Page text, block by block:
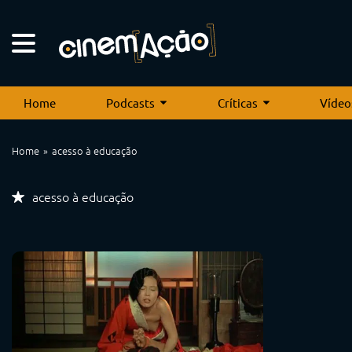
Home Podcasts Críticas
Home acesso à educação
acesso à educação